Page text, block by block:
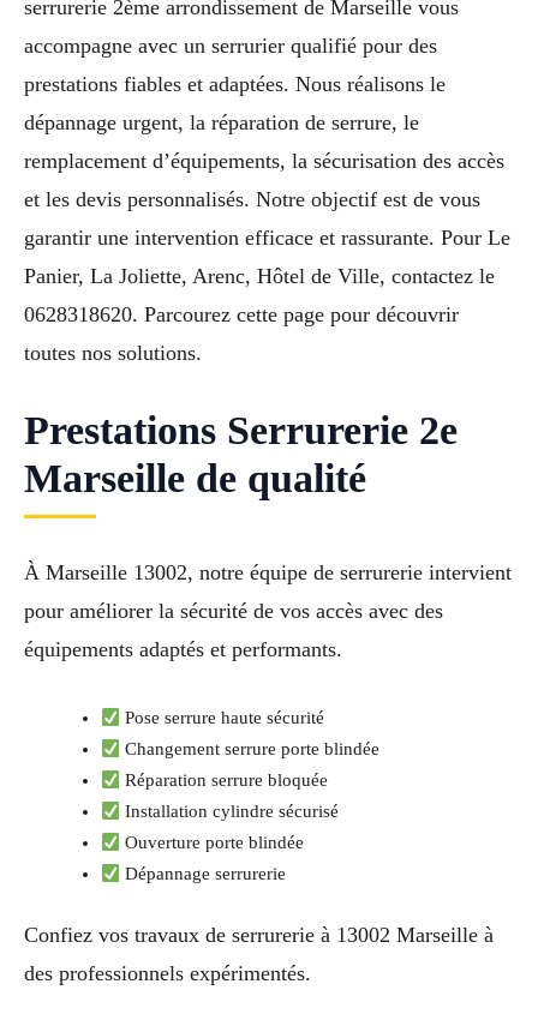
serrurerie 2ème arrondissement de Marseille vous
accompagne avec un serrurier qualifié pour des
prestations fiables et adaptées. Nous réalisons le
dépannage urgent, la réparation de serrure, le
remplacement d’équipements, la sécurisation des accès
et les devis personnalisés. Notre objectif est de vous
garantir une intervention efficace et rassurante. Pour Le
Panier, La Joliette, Arenc, Hôtel de Ville, contactez le
0628318620. Parcourez cette page pour découvrir
toutes nos solutions.
Prestations Serrurerie 2e
Marseille de qualité
À Marseille 13002, notre équipe de serrurerie intervient
pour améliorer la sécurité de vos accès avec des
équipements adaptés et performants.
Pose serrure haute sécurité
Changement serrure porte blindée
Réparation serrure bloquée
Installation cylindre sécurisé
Ouverture porte blindée
Dépannage serrurerie
Confiez vos travaux de serrurerie à 13002 Marseille à
des professionnels expérimentés.